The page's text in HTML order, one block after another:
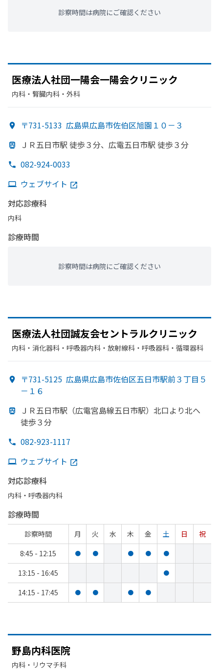
診察時間は病院にご確認ください
医療法人社団一陽会一陽会クリニック
内科・​腎臓内科・外科
〒731-5133 広島県広島市佐伯区旭園１０－３
ＪＲ五日市駅 徒歩３分、 広電五日市駅 徒歩３分
082-924-0033
ウェブサイト
対応診療科
内科
診療時間
診察時間は病院にご確認ください
医療法人社団誠友会セントラルクリニック
内科・​消化器科・​呼吸器内科・​放射線科・​呼吸器科・​循環器科
〒731-5125 広島県広島市佐伯区五日市駅前３丁目５
－１６
ＪＲ五日市駅 （広電宮島線五日市駅） 北口より北へ
徒歩３分
082-923-1117
ウェブサイト
対応診療科
内科・​呼吸器内科
診療時間
診察時間 月 火 水 木 金 土 日
祝
8:45 - 12:15
● ● ● ● ●
13:15 - 16:45 ●
14:15 - 17:45 ● ● ● ●
野島内科医院
内科・​リウマチ科